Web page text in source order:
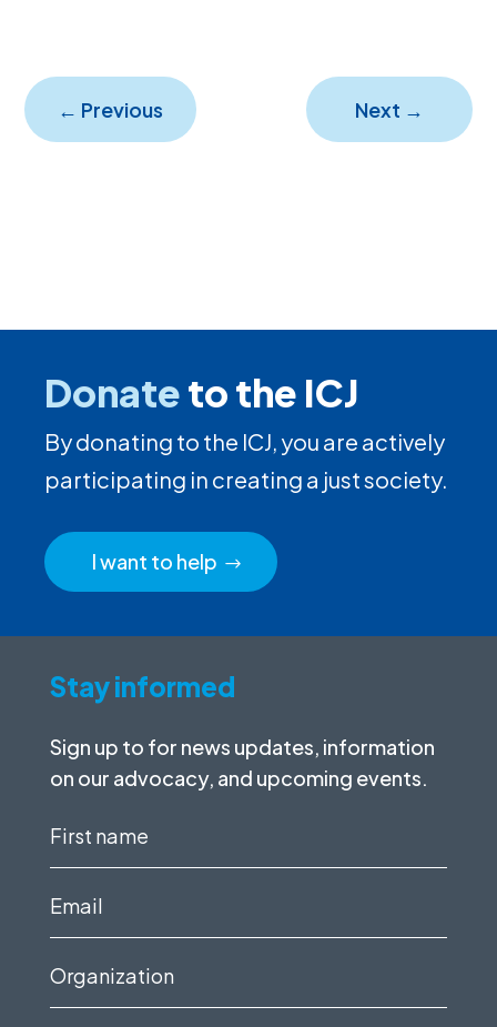
← Previous Next →
Donateto the ICJ
By donating to the ICJ, you are actively
participating in creating a just society.
I want to help
Stay informed
Sign up to for news updates, information
on our advocacy, and upcoming events.
First
name
(Required)
Email
(Required)
Organization